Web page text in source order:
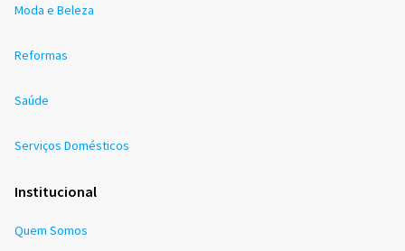
Moda e Beleza
Reformas
Saúde
Serviços Domésticos
Institucional
Quem Somos